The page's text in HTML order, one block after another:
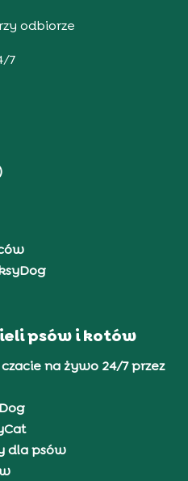
odbiorze
7
psów i kotów
na żywo 24/7 przez
dla psów